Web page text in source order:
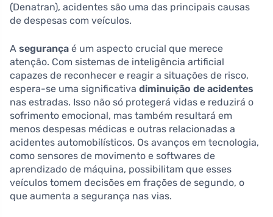
(Denatran), acidentes são uma das principais causas
de despesas com veículos.
A segurança é um aspecto crucial que merece
atenção. Com sistemas de inteligência artificial
capazes de reconhecer e reagir a situações de risco,
espera-se uma significativa diminuição de acidentes
nas estradas. Isso não só protegerá vidas e reduzirá o
sofrimento emocional, mas também resultará em
menos despesas médicas e outras relacionadas a
acidentes automobilísticos. Os avanços em tecnologia,
como sensores de movimento e softwares de
aprendizado de máquina, possibilitam que esses
veículos tomem decisões em frações de segundo, o
que aumenta a segurança nas vias.